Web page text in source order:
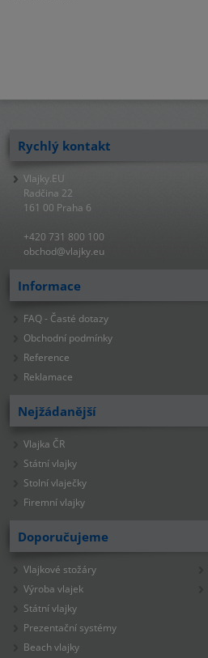
Rychlý kontakt
Vlajky.EU
Radčina 22
161 00 Praha 6
+420 731 800 100
obchod@vlajky.eu
Informace
FAQ - Časté dotazy
Obchodní podmínky
Reference
Reklamace
Nejžádanější
Vlajka ČR
Státní vlajky
Stolní vlaječky
Firemní vlajky
Doporučujeme
Vlajkové stožáry
Výroba vlajek
Státní vlajky
Prezentační systémy
Beach vlajky